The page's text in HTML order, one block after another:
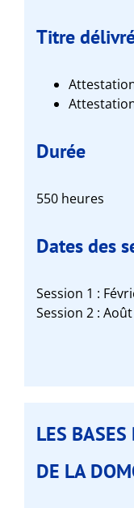
Titre
Durée
550 heures
Dates des
Session 1 :
Session 2 :
LES BASES
DE LA